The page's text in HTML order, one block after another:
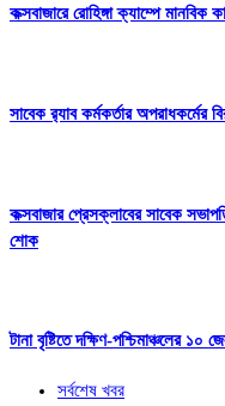
কক্সবাজারে রোহিঙ্গা ক্যাম্পে মানবিক
সাবেক র‍্যাব কর্মকর্তার অপরাধকর্মের
কক্সবাজার প্রেসক্লাবের সাবেক
শোক
টানা বৃষ্টিতে দক্ষিণ-পশ্চিমাঞ্চলের ১০
সর্বশেষ খবর